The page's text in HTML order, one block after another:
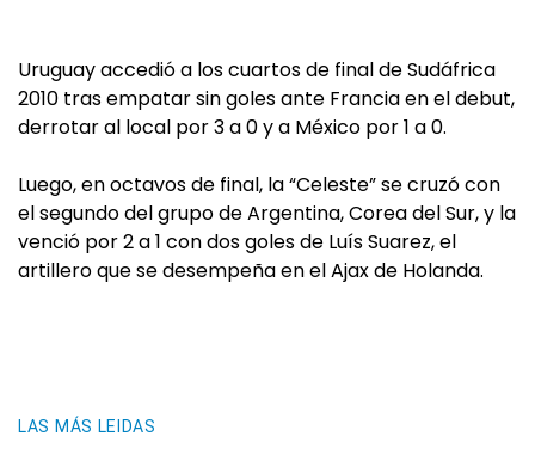
Uruguay accedió a los cuartos de final de Sudáfrica
2010 tras empatar sin goles ante Francia en el debut,
derrotar al local por 3 a 0 y a México por 1 a 0.
Luego, en octavos de final, la “Celeste” se cruzó con
el segundo del grupo de Argentina, Corea del Sur, y la
venció por 2 a 1 con dos goles de Luís Suarez, el
artillero que se desempeña en el Ajax de Holanda.
LAS MÁS LEIDAS